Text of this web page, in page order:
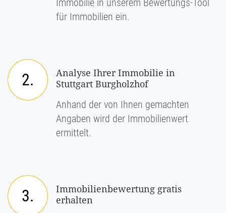
Immobilie in unserem Bewertungs-Tool
für Immobilien ein.
2.
Analyse Ihrer Immobilie in
Stuttgart Burgholzhof
Anhand der von Ihnen gemachten
Angaben wird der Immobilienwert
ermittelt.
3.
Immobilienbewertung gratis
erhalten